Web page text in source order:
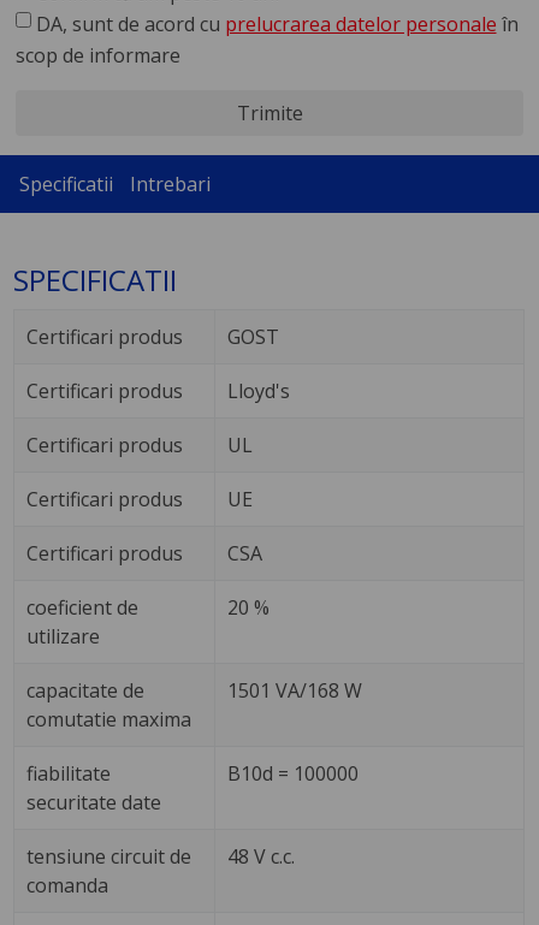
DA, sunt de acord cu prelucrarea datelor personale în
scop de informare
Trimite
Specificatii Intrebari
SPECIFICATII
Certificari produs GOST
Certificari produs Lloyd's
Certificari produs UL
Certificari produs UE
Certificari produs CSA
coeficient de
utilizare
20 %
capacitate de
comutatie maxima
1501 VA/168 W
fiabilitate
securitate date
B10d = 100000
tensiune circuit de
comanda
48 V c.c.